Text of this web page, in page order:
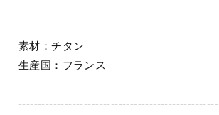
素材：チタン
生産国：フランス
----------------------------------------------------